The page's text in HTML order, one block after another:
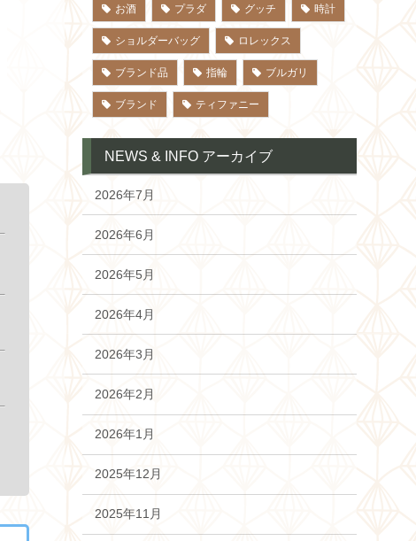
お酒 プラダ グッチ 時計
ショルダーバッグ ロレックス
ブランド品 指輪 ブルガリ
ブランド ティファニー
NEWS & INFO アーカイブ
2026年7月
2026年6月
2026年5月
2026年4月
2026年3月
2026年2月
2026年1月
2025年12月
2025年11月